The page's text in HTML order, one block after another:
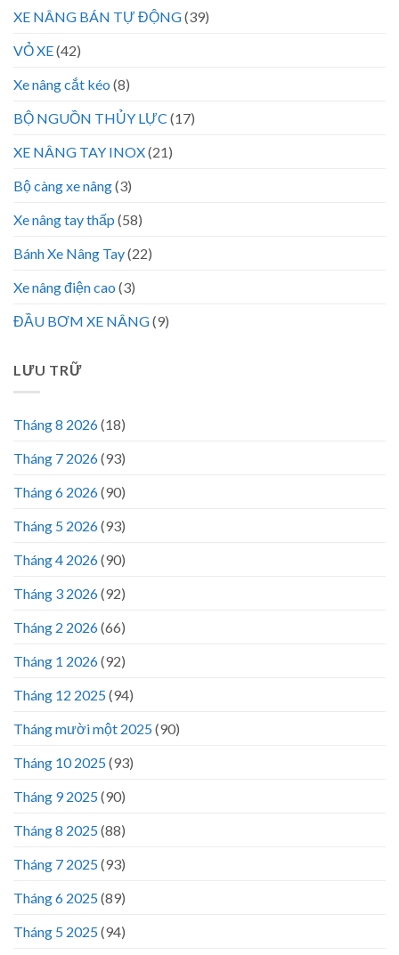
XE NÂNG BÁN TỰ ĐỘNG(39)
VỎ XE(42)
Xe nâng cắt kéo (8)
BỘ NGUỒN THỦY LỰC (17)
XE NÂNG TAY INOX(21)
Bộ càng xe nâng(3)
Xe nâng tay thấp (58)
Bánh Xe Nâng Tay(22)
Xe nâng điện cao (3)
ĐẦU BƠM XE NÂNG(9)
LƯU TRỮ
Tháng 8 2026(18)
Tháng 7 2026(93)
Tháng 6 2026(90)
Tháng 5 2026(93)
Tháng 4 2026(90)
Tháng 3 2026(92)
Tháng 2 2026(66)
Tháng 1 2026(92)
Tháng 12 2025(94)
Tháng mười một 2025(90)
Tháng 10 2025(93)
Tháng 9 2025(90)
Tháng 8 2025(88)
Tháng 7 2025(93)
Tháng 6 2025(89)
Tháng 5 2025(94)